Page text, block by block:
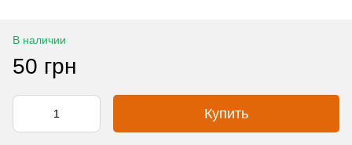
В наличии
50 грн
Купить